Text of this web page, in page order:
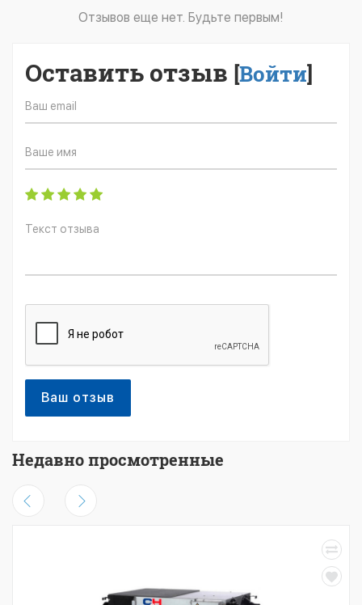
Отзывов еще нет. Будьте первым!
Оставить отзыв [Войти]
Ваш отзыв
Недавно просмотренные